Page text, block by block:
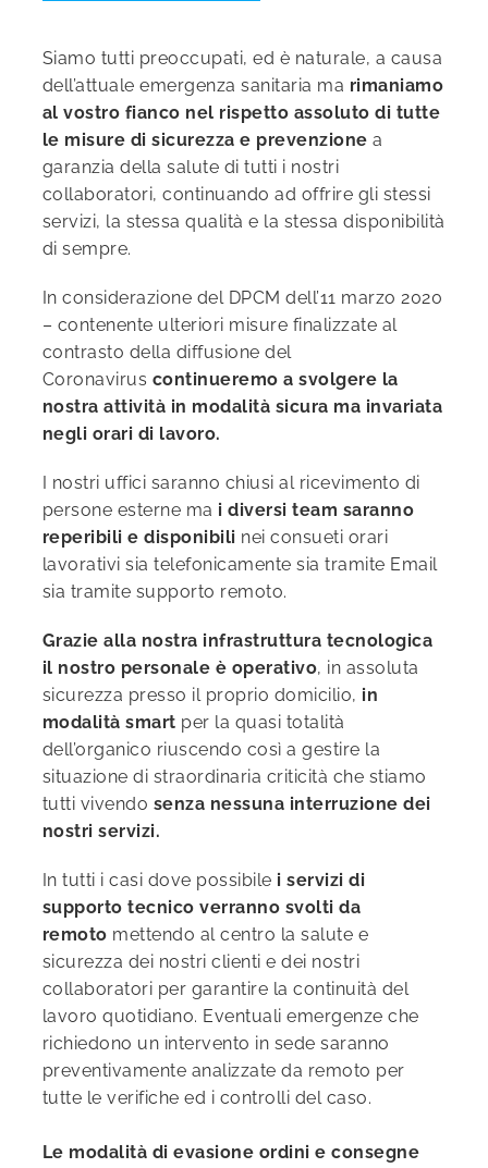
Siamo tutti preoccupati, ed è naturale, a causa
dell’attuale emergenza sanitaria ma rimaniamo
al vostro fianco nel rispetto assoluto di tutte
le misure di sicurezza e prevenzione a
garanzia della salute di tutti i nostri
collaboratori, continuando ad offrire gli stessi
servizi, la stessa qualità e la stessa disponibilità
di sempre.
In considerazione del DPCM dell’11 marzo 2020
– contenente ulteriori misure finalizzate al
contrasto della diffusione del
Coronavirus continueremo a svolgere la
nostra attività in modalità sicura ma invariata
negli orari di lavoro.
I nostri uffici saranno chiusi al ricevimento di
persone esterne ma i diversi team saranno
reperibili e disponibili nei consueti orari
lavorativi sia telefonicamente sia tramite Email
sia tramite supporto remoto.
Grazie alla nostra infrastruttura tecnologica
il nostro personale è operativo, in assoluta
sicurezza presso il proprio domicilio, in
modalità smart per la quasi totalità
dell’organico riuscendo così a gestire la
situazione di straordinaria criticità che stiamo
tutti vivendo senza nessuna interruzione dei
nostri servizi.
In tutti i casi dove possibile i servizi di
supporto tecnico verranno svolti da
remoto mettendo al centro la salute e
sicurezza dei nostri clienti e dei nostri
collaboratori per garantire la continuità del
lavoro quotidiano. Eventuali emergenze che
richiedono un intervento in sede saranno
preventivamente analizzate da remoto per
tutte le verifiche ed i controlli del caso.
Le modalità di evasione ordini e consegne